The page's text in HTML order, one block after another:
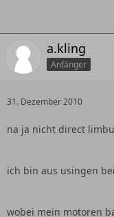
a.kling
Anfänger
31. Dezember 2010
na ja nicht direct
ich bin aus usingen
wobei mein motoren